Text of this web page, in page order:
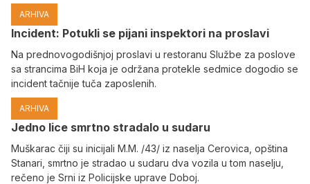
ARHIVA
Incident: Potukli se pijani inspektori na proslavi
Na prednovogodišnjoj proslavi u restoranu Službe za poslove
sa strancima BiH koja je održana protekle sedmice dogodio se
incident tačnije tuča zaposlenih.
ARHIVA
Јedno lice smrtno stradalo u sudaru
Muškarac čiji su inicijali M.M. /43/ iz naselja Cerovica, opština
Stanari, smrtno je stradao u sudaru dva vozila u tom naselju,
rečeno je Srni iz Policijske uprave Doboj.